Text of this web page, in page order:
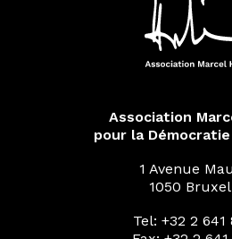
Association
pour la
1 Avenue
1050
Tel: +32 2 641